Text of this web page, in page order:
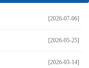
[2026-07-06]
[2026-05-25]
[2026-03-14]